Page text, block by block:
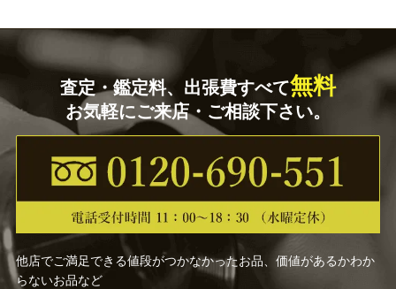
査定・鑑定料、出張費すべて無料
お気軽にご来店・ご相談下さい。
他店でご満足できる値段がつかなかったお品、価値があるかわか
らないお品など